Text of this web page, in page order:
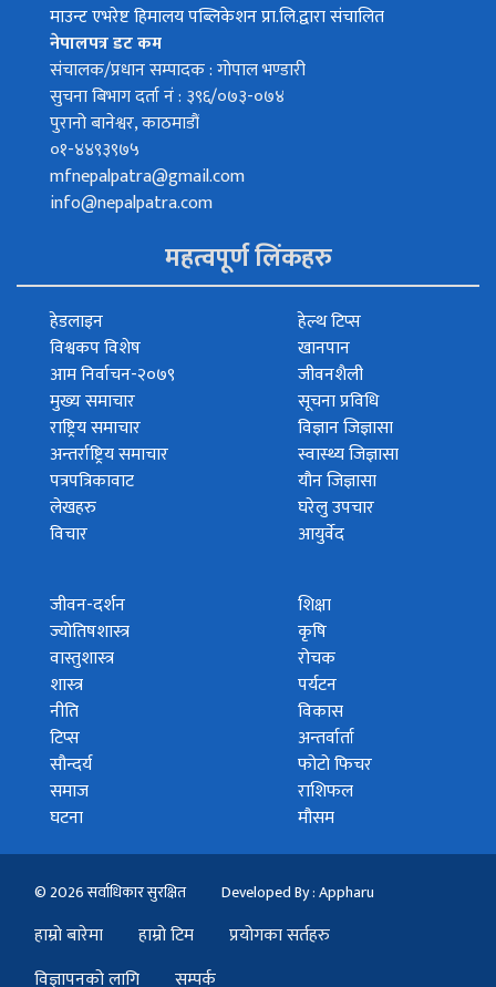
माउन्ट एभरेष्ट हिमालय पब्लिकेशन प्रा.लि.द्वारा संचालित
नेपालपत्र डट कम
संचालक/प्रधान सम्पादक : गोपाल भण्डारी
सुचना बिभाग दर्ता नं : ३९६/०७३-०७४
पुरानो बानेश्वर, काठमाडौं
०१-४४९३९७५
mfnepalpatra@gmail.com
info@nepalpatra.com
महत्वपूर्ण लिंकहरु
हेडलाइन
विश्वकप विशेष
आम निर्वाचन-२०७९
मुख्य समाचार
राष्ट्रिय समाचार
अन्तर्राष्ट्रिय समाचार
पत्रपत्रिकावाट
लेखहरु
विचार
हेल्थ टिप्स
खानपान
जीवनशैली
सूचना प्रविधि
विज्ञान जिज्ञासा
स्वास्थ्य जिज्ञासा
यौन जिज्ञासा
घरेलु उपचार
आयुर्वेद
जीवन-दर्शन
ज्योतिषशास्त्र
वास्तुशास्त्र
शास्त्र
नीति
टिप्स
सौन्दर्य
समाज
घटना
शिक्षा
कृषि
रोचक
पर्यटन
विकास
अन्तर्वार्ता
फोटो फिचर
राशिफल
मौसम
© 2026 सर्वाधिकार सुरक्षित Developed By : Appharu
हाम्रो बारेमा हाम्रो टिम
प्रयोगका सर्तहरु
विज्ञापनको लागि
सम्पर्क